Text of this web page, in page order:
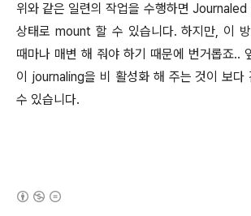
위와 같은 일련의 작업을 수행하면
상태로 mount 할 수 있습니다. 하지만, 이
때마나 매변 해 줘야 하기 때문에 번거롭죠..
이 journaling을 비 활성화 해 주는 것이 보다
수 있습니다.